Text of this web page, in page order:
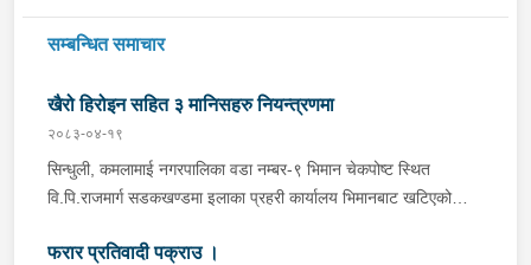
सम्बन्धित समाचार
खैरो हिरोइन सहित ३ मानिसहरु नियन्त्रणमा
२०८३-०४-१९
सिन्धुली, कमलामाई नगरपालिका वडा नम्बर-९ भिमान चेकपोष्ट स्थित
वि.पि.राजमार्ग सडकखण्डमा इलाका प्रहरी कार्यालय भिमानबाट खटिएको
बर्दिवासको संयुक्त टोलीले मोरङबाट काठमाण्डौ तर्फ जाँदै गरेको चालक
फरार प्रतिवादी पक्राउ ।